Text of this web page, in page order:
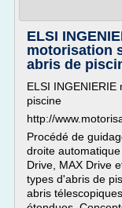
ELSI
motorisation
abris de
ELSI
piscine
http://
Procédé de
droite
Drive, MAX Drive
types d'abris de
abris